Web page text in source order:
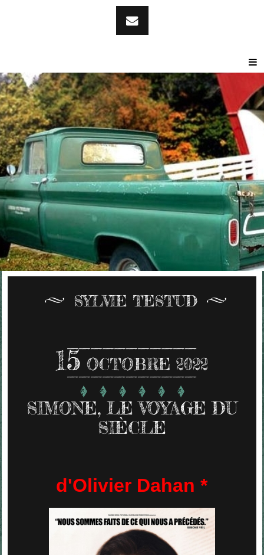
SYLVIE TESTUD
15 OCTOBRE 2022
SIMONE, LE VOYAGE DU
SIÈCLE
d'Olivier Dahan *